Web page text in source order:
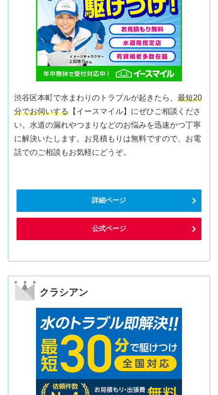
渋谷区本町で水まわりのトラブルが起きたら、最短20
分でお伺いする 【イースマイル】にぜひご相談くださ
い。水道の漏れやつまりなどのお悩みを迅速かつ丁寧
に解決いたします。お見積もりは無料ですので、お電
話でのご相談もお気軽にどうぞ。
詳細ページ
公式ページ
クラシアン